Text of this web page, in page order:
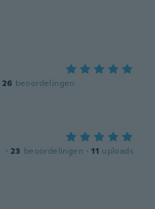
26 beoordelingen
· 23 beoordelingen · 11 uploads